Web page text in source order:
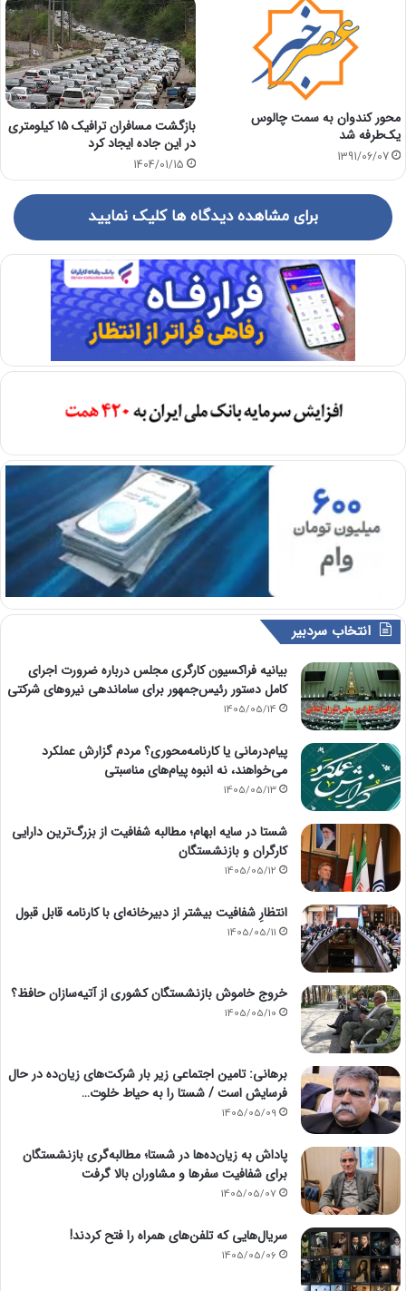
محور کندوان به سمت چالوس
یک‌طرفه شد
1391/06/07
بازگشت مسافران ترافیک ۱۵ کیلومتری
در این جاده ایجاد کرد
1404/01/15
برای مشاهده دیدگاه ها کلیک نمایید
انتخاب سردبیر
بیانیه فراکسیون کارگری مجلس درباره ضرورت اجرای
کامل دستور رئیس‌جمهور برای ساماندهی نیروهای شرکتی
1405/05/14
پیام‌درمانی یا کارنامه‌محوری؟ مردم گزارش عملکرد
می‌خواهند، نه انبوه پیام‌های مناسبتی
1405/05/13
شستا در سایه ابهام؛ مطالبه شفافیت از بزرگ‌ترین دارایی
کارگران و بازنشستگان
1405/05/12
انتظارِ شفافیت بیشتر از دبیرخانه‌ای با کارنامه قابل قبول
1405/05/11
خروج خاموش بازنشستگان کشوری از آتیه‌سازان حافظ؟
1405/05/10
برهانی: تامین اجتماعی زیر بار شرکت‌های زیان‌ده در حال
فرسایش است / شستا را به حیاط خلوت…
1405/05/09
پاداش به زیان‌ده‌ها در شستا؛ مطالبه‌گری بازنشستگان
برای شفافیت سفرها و مشاوران بالا گرفت
1405/05/07
سریال‌هایی که تلفن‌های همراه را فتح کردند!
1405/05/06